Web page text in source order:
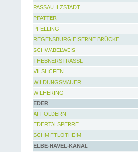
PASSAU ILZSTADT
PFATTER
PFELLING
REGENSBURG EISERNE BRÜCKE
SCHWABELWEIS
THEBNERSTRASSL
VILSHOFEN
WILDUNGSMAUER
WILHERING
EDER
AFFOLDERN
EDERTALSPERRE
SCHMITTLOTHEIM
ELBE-HAVEL-KANAL